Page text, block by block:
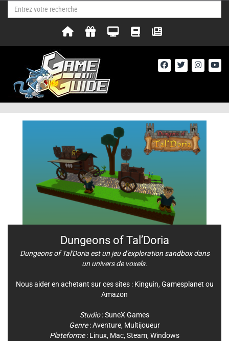
Dungeons of Tal’Doria
Dungeons of Tal'Doria est un jeu d'exploration sandbox dans
un univers de voxels.
Nous aider en achetant sur ces sites : Kinguin, Gamesplanet ou
Amazon
Studio:SuneX Games
Genre:Aventure, Multijoueur
Plateforme: Linux, Mac, Steam, Windows